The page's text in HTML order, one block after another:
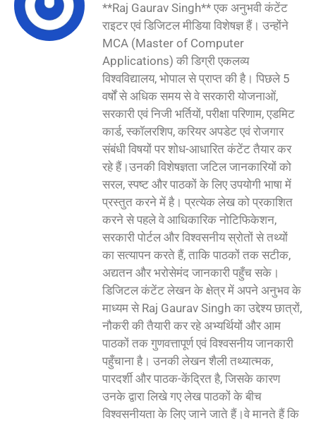
**Raj Gaurav Singh** एक अनुभवी कंटेंट
राइटर एवं डिजिटल मीडिया विशेषज्ञ हैं। उन्होंने
MCA (Master of Computer
Applications) की डिग्री एकलव्य
विश्वविद्यालय, भोपाल से प्राप्त की है। पिछले 5
वर्षों से अधिक समय से वे सरकारी योजनाओं,
सरकारी एवं निजी भर्तियों, परीक्षा परिणाम, एडमिट
कार्ड, स्कॉलरशिप, करियर अपडेट एवं रोजगार
संबंधी विषयों पर शोध-आधारित कंटेंट तैयार कर
रहे हैं।उनकी विशेषज्ञता जटिल जानकारियों को
सरल, स्पष्ट और पाठकों के लिए उपयोगी भाषा में
प्रस्तुत करने में है। प्रत्येक लेख को प्रकाशित
करने से पहले वे आधिकारिक नोटिफिकेशन,
सरकारी पोर्टल और विश्वसनीय स्रोतों से तथ्यों
का सत्यापन करते हैं, ताकि पाठकों तक सटीक,
अद्यतन और भरोसेमंद जानकारी पहुँच सके।
डिजिटल कंटेंट लेखन के क्षेत्र में अपने अनुभव के
माध्यम से Raj Gaurav Singh का उद्देश्य छात्रों,
नौकरी की तैयारी कर रहे अभ्यर्थियों और आम
पाठकों तक गुणवत्तापूर्ण एवं विश्वसनीय जानकारी
पहुँचाना है। उनकी लेखन शैली तथ्यात्मक,
पारदर्शी और पाठक-केंद्रित है, जिसके कारण
उनके द्वारा लिखे गए लेख पाठकों के बीच
विश्वसनीयता के लिए जाने जाते हैं।वे मानते हैं कि